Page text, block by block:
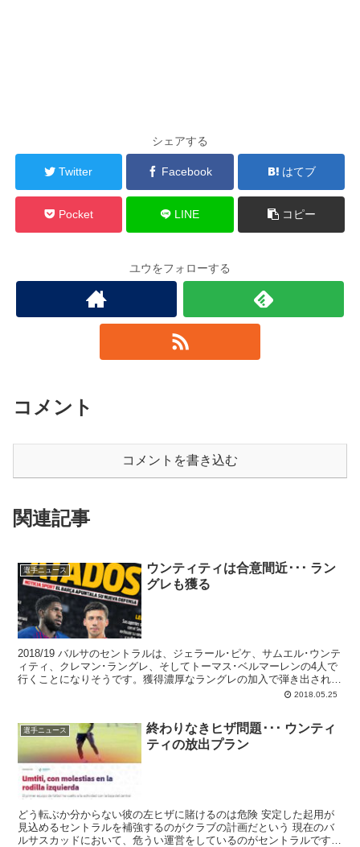
シェアする
Twitter Facebook はてブ
Pocket LINE コピー
ユウをフォローする
コメント
コメントを書き込む
関連記事
選手ニュース
ウンティティは合意間近･･･ ラン
グレも獲る
2018/19 バルサのセントラルは、ジェラール･ピケ、サムエル･ウンテ
ィティ、クレマン･ラングレ、そしてトーマス･ベルマーレンの4人で
行くことになりそうです。獲得濃厚なラングレの加入で弾き出される
のはジェリー･ミナ。怪我の多いベルマーレンをカンテラーノで補え
2018.05.25
選手ニュース
終わりなきヒザ問題･･･ ウンティ
ティの放出プラン
どう転ぶか分からない彼の左ヒザに賭けるのは危険 安定した起用が
見込めるセントラルを補強するのがクラブの計画だという 現在のバ
ルサスカッドにおいて、危うい運営をしているのがセントラルです。